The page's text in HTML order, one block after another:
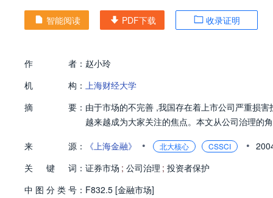
智能阅读 PDF下载 收录证明
作 者： 赵小玲
机
构： 上海财经大学
摘
要： 由于市场的不完善 ,我国存在着上市公司严重损
越来越成为大家关注的焦点。本文从公司治理的
来
源： 《上海金融》 • 北大核心 CSSCI •
关
键 词： 证券市场 ; 公司治理 ; 投资者保护
中 图 分 类 号： F832.5 [金融市场]